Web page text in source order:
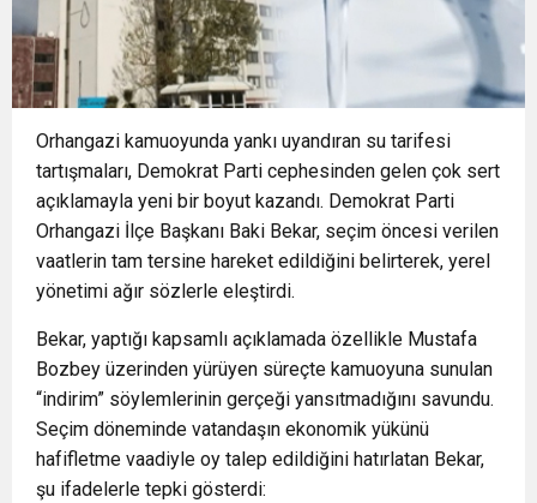
16:33 İLKLERİN FESTİVALİNDE ÇOCUKLAR DA ŞEN
ŞAKRAK
Orhangazi kamuoyunda yankı uyandıran su tarifesi
tartışmaları, Demokrat Parti cephesinden gelen çok sert
açıklamayla yeni bir boyut kazandı. Demokrat Parti
Orhangazi İlçe Başkanı Baki Bekar, seçim öncesi verilen
vaatlerin tam tersine hareket edildiğini belirterek, yerel
yönetimi ağır sözlerle eleştirdi.
Bekar, yaptığı kapsamlı açıklamada özellikle Mustafa
Bozbey üzerinden yürüyen süreçte kamuoyuna sunulan
“indirim” söylemlerinin gerçeği yansıtmadığını savundu.
Seçim döneminde vatandaşın ekonomik yükünü
hafifletme vaadiyle oy talep edildiğini hatırlatan Bekar,
şu ifadelerle tepki gösterdi: